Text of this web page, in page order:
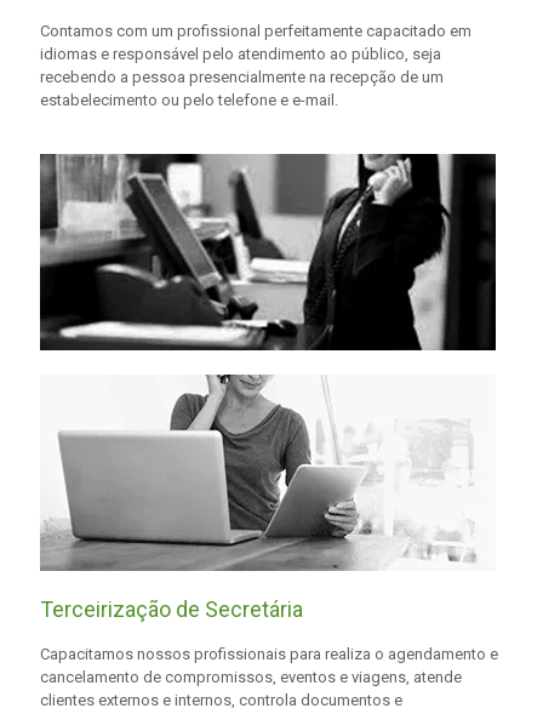
Contamos com um profissional perfeitamente capacitado em
idiomas e responsável pelo atendimento ao público, seja
recebendo a pessoa presencialmente na recepção de um
estabelecimento ou pelo telefone e e-mail.
Terceirização de Secretária
Capacitamos nossos profissionais para realiza o agendamento e
cancelamento de compromissos, eventos e viagens, atende
clientes externos e internos, controla documentos e